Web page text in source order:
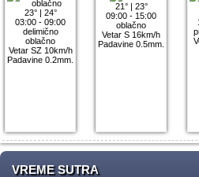
23°| 24°
03:00 - 09:00
delimično
oblačno
Vetar SZ 10km/h
Padavine 0.2mm.
21°| 23°
09:00 - 15:00
oblačno
Vetar S 16km/h
Padavine 0.5mm.
VREME SUTRA